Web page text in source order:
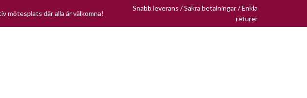
mötesplats där alla är välkomna!
Snabb leverans / Säkra betalningar / Enkla
returer